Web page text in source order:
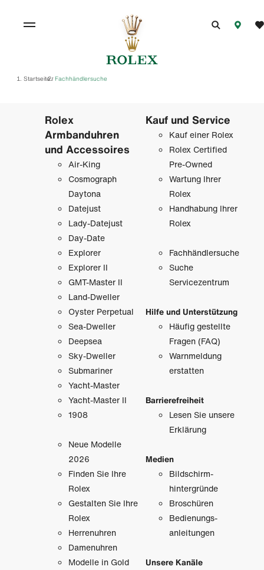
Startseite/ Fachhändlersuche
Rolex
Armbanduhren
und Accessoires
Air-King
Cosmograph
Daytona
Datejust
Lady-Datejust
Day-Date
Explorer
Explorer II
GMT-Master II
Land-Dweller
Oyster Perpetual
Sea-Dweller
Deepsea
Sky-Dweller
Submariner
Yacht-Master
Yacht-Master II
1908
Neue Modelle
2026
Finden Sie Ihre
Rolex
Gestalten Sie Ihre
Rolex
Herrenuhren
Damenuhren
Modelle in Gold
Kauf und Service
Kauf einer Rolex
Rolex Certified
Pre-Owned
Wartung Ihrer
Rolex
Handhabung Ihrer
Rolex
Fachhändlersuche
Suche
Servicezentrum
Hilfe und Unterstützung
Häufig gestellte
Fragen (FAQ)
Warnmeldung
erstatten
Barrierefreiheit
Lesen Sie unsere
Erklärung
Medien
Bildschirm­
hintergründe
Broschüren
Bedienungs­
anleitungen
Unsere Kanäle